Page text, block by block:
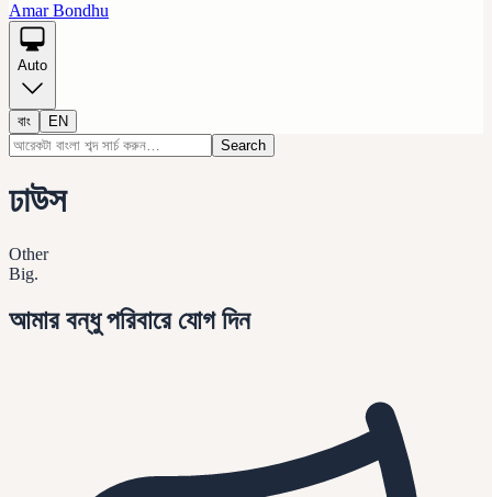
Amar Bondhu
Auto
বাং
EN
Search
ঢাউস
Other
Big.
আমার বন্ধু পরিবারে যোগ দিন